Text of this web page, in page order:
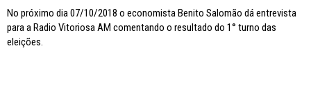
No próximo dia 07/10/2018 o economista Benito Salomão dá entrevista
para a Radio Vitoriosa AM comentando o resultado do 1° turno das
eleições.